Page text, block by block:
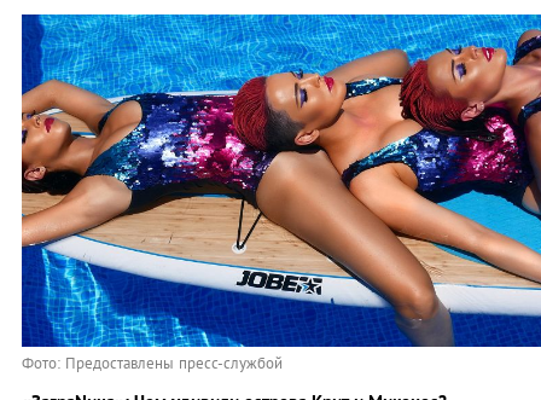
Фото: Предоставлены пресс-службой